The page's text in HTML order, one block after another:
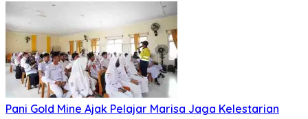
Pani Gold Mine Ajak Pelajar Marisa Jaga Kelestarian